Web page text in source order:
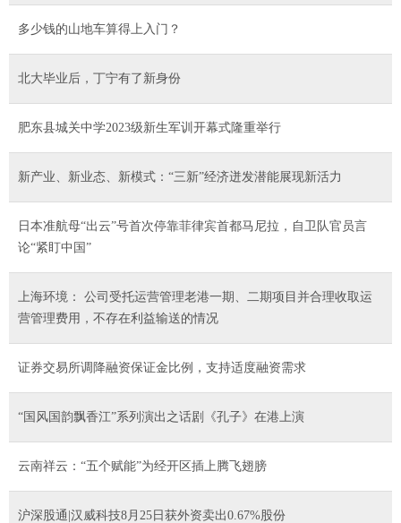
多少钱的山地车算得上入门？
北大毕业后，丁宁有了新身份
肥东县城关中学2023级新生军训开幕式隆重举行
新产业、新业态、新模式：“三新”经济迸发潜能展现新活力
日本准航母“出云”号首次停靠菲律宾首都马尼拉，自卫队官员言
论“紧盯中国”
上海环境： 公司受托运营管理老港一期、二期项目并合理收取运
营管理费用，不存在利益输送的情况
证券交易所调降融资保证金比例，支持适度融资需求
“国风国韵飘香江”系列演出之话剧《孔子》在港上演
云南祥云：“五个赋能”为经开区插上腾飞翅膀
沪深股通|汉威科技8月25日获外资卖出0.67%股份